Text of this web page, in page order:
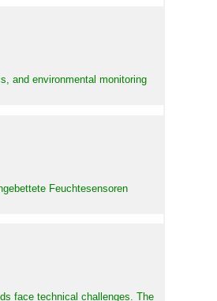
and environmental monitoring
Feuchtesensoren
face technical challenges. The